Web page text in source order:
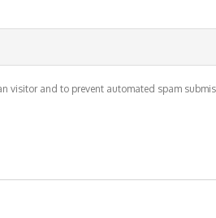
visitor and to prevent automated spam